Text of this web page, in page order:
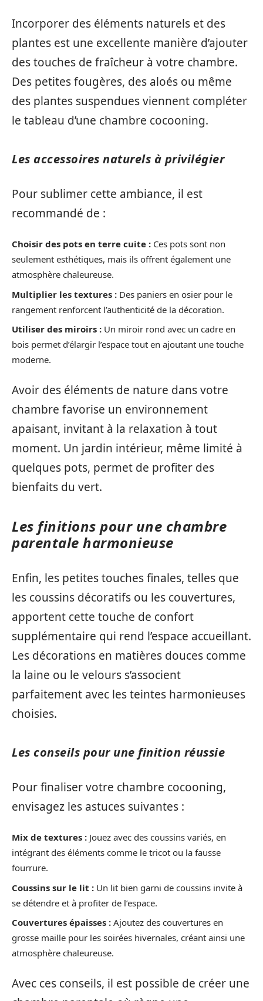
Incorporer des éléments naturels et des
plantes est une excellente manière d’ajouter
des touches de fraîcheur à votre chambre.
Des petites fougères, des aloés ou même
des plantes suspendues viennent compléter
le tableau d’une chambre cocooning.
Les accessoires naturels à privilégier
Pour sublimer cette ambiance, il est
recommandé de :
Choisir des pots en terre cuite : Ces pots sont non
seulement esthétiques, mais ils offrent également une
atmosphère chaleureuse.
Multiplier les textures : Des paniers en osier pour le
rangement renforcent l’authenticité de la décoration.
Utiliser des miroirs : Un miroir rond avec un cadre en
bois permet d’élargir l’espace tout en ajoutant une touche
moderne.
Avoir des éléments de nature dans votre
chambre favorise un environnement
apaisant, invitant à la relaxation à tout
moment. Un jardin intérieur, même limité à
quelques pots, permet de profiter des
bienfaits du vert.
Les finitions pour une chambre
parentale harmonieuse
Enfin, les petites touches finales, telles que
les coussins décoratifs ou les couvertures,
apportent cette touche de confort
supplémentaire qui rend l’espace accueillant.
Les décorations en matières douces comme
la laine ou le velours s’associent
parfaitement avec les teintes harmonieuses
choisies.
Les conseils pour une finition réussie
Pour finaliser votre chambre cocooning,
envisagez les astuces suivantes :
Mix de textures : Jouez avec des coussins variés, en
intégrant des éléments comme le tricot ou la fausse
fourrure.
Coussins sur le lit : Un lit bien garni de coussins invite à
se détendre et à profiter de l’espace.
Couvertures épaisses : Ajoutez des couvertures en
grosse maille pour les soirées hivernales, créant ainsi une
atmosphère chaleureuse.
Avec ces conseils, il est possible de créer une